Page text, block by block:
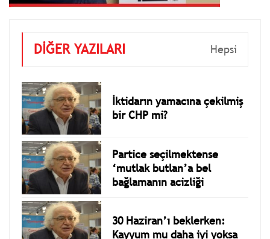
DİĞER YAZILARI Hepsi
İktidarın yamacına çekilmiş
bir CHP mi?
Partice seçilmektense
‘mutlak butlan’a bel
bağlamanın acizliği
30 Haziran’ı beklerken:
Kayyum mu daha iyi yoksa